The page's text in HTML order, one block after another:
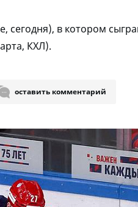
сегодня), в котором
КХЛ).
оставить комментарий